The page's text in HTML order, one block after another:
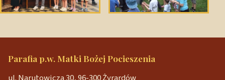
Parafia p.w. Matki Bożej Pocieszenia